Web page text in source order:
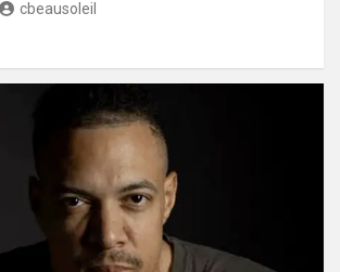
cbeausoleil